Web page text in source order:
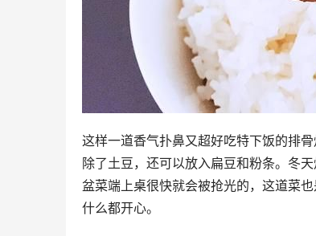
这样一道香气扑鼻又超好吃特下饭的排
除了土豆，还可以放入扁豆和粉条。冬
盆菜端上桌很快就会被抢光的，这道菜
什么都开心。